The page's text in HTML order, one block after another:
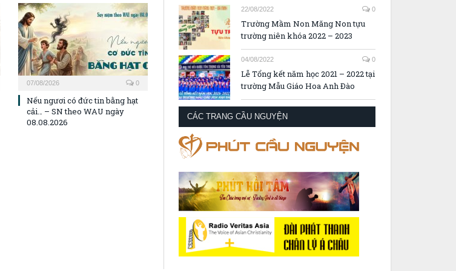
07/08/2026 0
Nếu ngươi có đức tin bằng hạt
cải… – SN theo WAU ngày
08.08.2026
22/08/2022 0
Trường Mầm Non Măng Non tựu
trường niên khóa 2022 – 2023
04/08/2022 0
Lễ Tổng kết năm học 2021 – 2022 tại
trường Mẫu Giáo Hoa Anh Đào
CÁC TRANG CẦU NGUYỆN